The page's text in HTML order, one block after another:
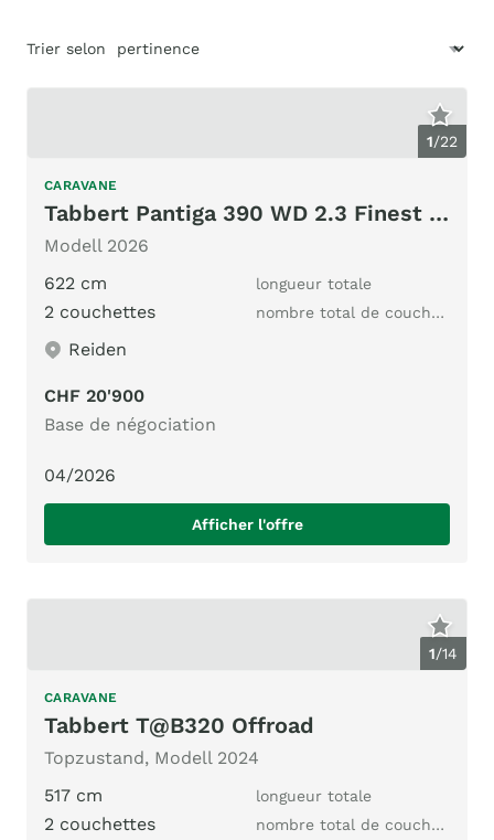
Trier selon
1/22
CARAVANE
Tabbert Pantiga 390 WD 2.3 Finest Edition
Modell 2026
622 cm
longueur totale
2 couchettes nombre total de couchages
Reiden
CHF 20'900
Base de négociation
04/2026
Afficher l'offre
1/14
CARAVANE
Tabbert T@B320 Offroad
Topzustand, Modell 2024
517 cm
longueur totale
2 couchettes nombre total de couchages